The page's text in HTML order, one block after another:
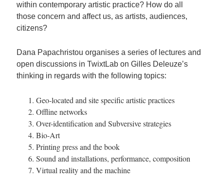
within contemporary artistic practice? How do all
those concern and affect us, as artists, audiences,
citizens?
Dana Papachristou organises a series of lectures and
open discussions in TwixtLab on Gilles Deleuze’s
thinking in regards with the following topics:
Geo-located and site specific artistic practices
Offline networks
Over-identification and Subversive strategies
Bio-Art
Printing press and the book
Sound and installations, performance, composition
Virtual reality and the machine